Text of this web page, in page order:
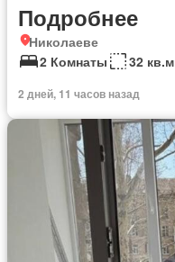
Подробнее
Николаеве
2 Комнаты
32 кв.м
2 дней, 11 часов назад